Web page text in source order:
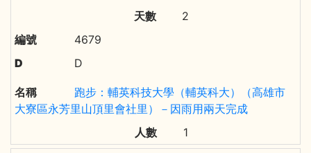
2
4679
D
跑步：輔英科技大學（輔英科大）（高雄市
大寮區永芳里山頂里會社里）－因雨用兩天完成
1